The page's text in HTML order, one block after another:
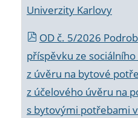
Univerzity Karlovy
OD č. 5/2026
příspěvku ze
z úvěru na bytové
z účelového úvěru na
s bytovými potřebami